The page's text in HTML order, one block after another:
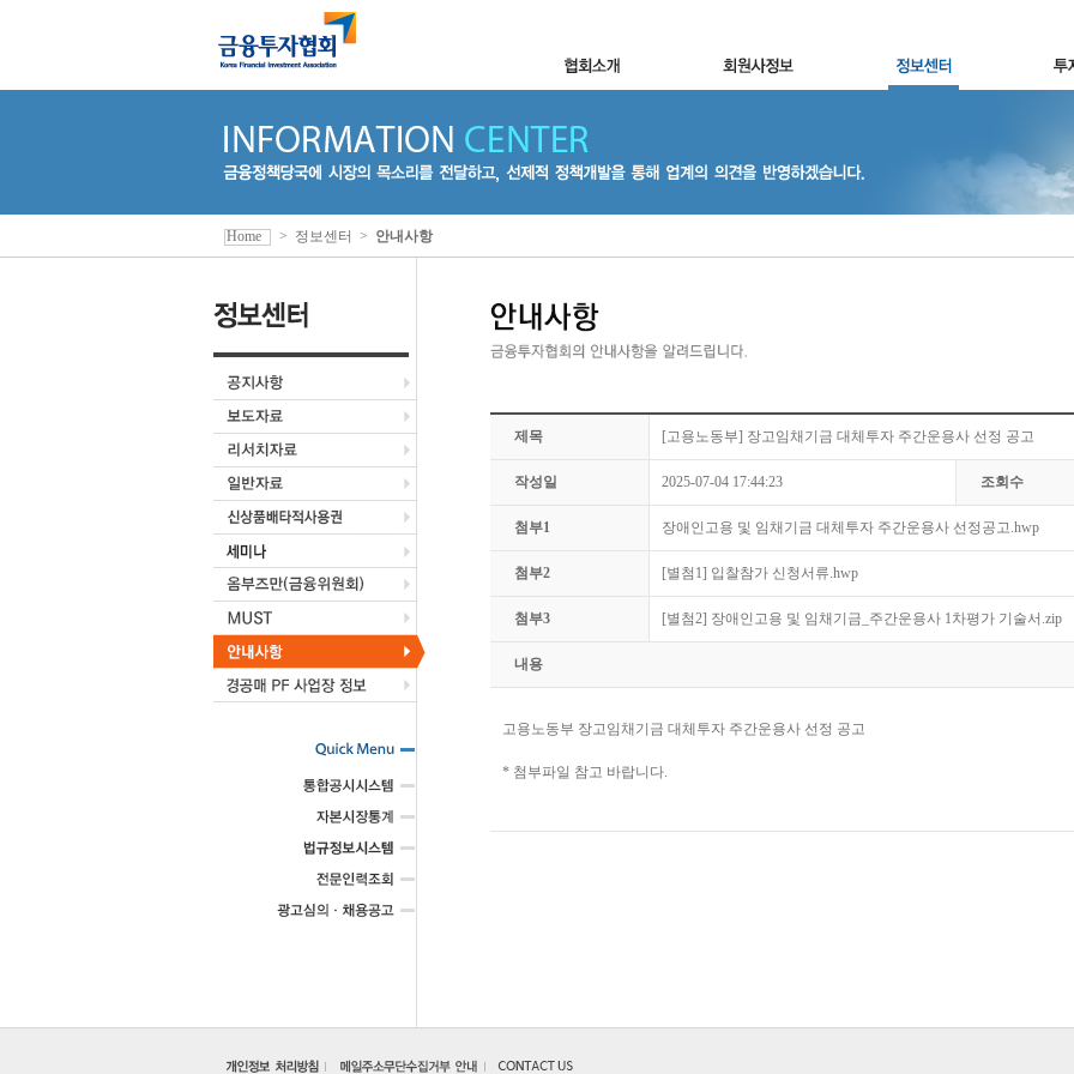
Home > 정보센터 > 안내사항
제목 [고용노동부] 장고임채기금 대체투자 주간운용사 선정 공고
작성일 2025-07-04 17:44:23 조회수
첨부1 장애인고용 및 임채기금 대체투자 주간운용사 선정공고.hwp
첨부2 [별첨1] 입찰참가 신청서류.hwp
첨부3 [별첨2] 장애인고용 및 임채기금_주간운용사 1차평가 기술서.zip
내용
고용노동부 장고임채기금 대체투자 주간운용사 선정 공고
* 첨부파일 참고 바랍니다.